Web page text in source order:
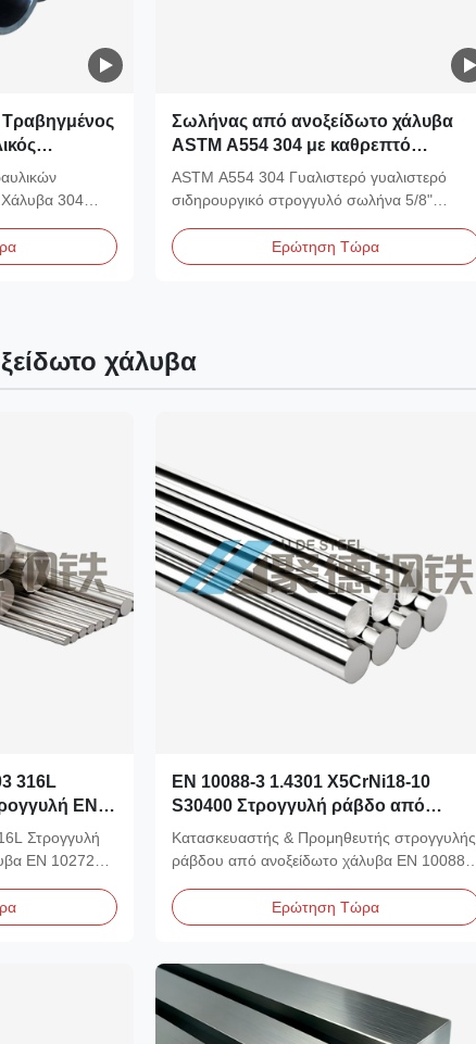
χάλυβα
Χάλυβα 304
Σωλήνας από ανοξείδωτο χάλυβα
ASTM A554 304 με καθρεπτό
φινίρισμα, στρογγυλός, 5/8" (16mm)
Εξωτερική Διάμετρος × 1.5mm Πάχος
Προμηθευτής
ASTM A554 304 Γυαλιστερό γυαλιστερό
σιδηρουργικό στρογγυλό σωλήνα 5/8"
Ερώτηση Τώρα
χάλυβα
316L
EN
&
Στρογγυλή
EN 10272
EN 10088-3 1.4301 X5CrNi18-10
S30400 Στρογγυλή ράβδο από
ανοξείδωτο χάλυβα
Κατασκευαστής & Προμηθευτής στρογγυλής
ράβδου από ανοξείδωτο χάλυβα EN 10088-3
Ερώτηση Τώρα